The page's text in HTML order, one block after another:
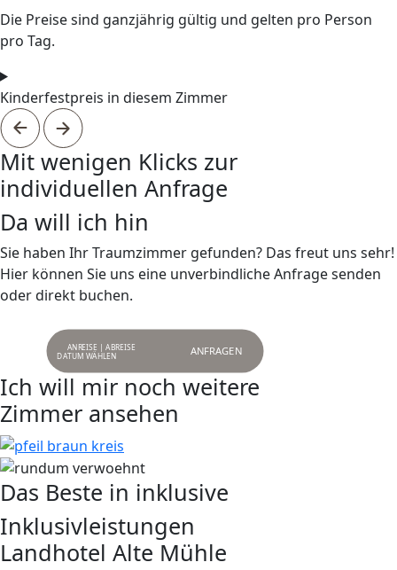
Die Preise sind ganzjährig gültig und gelten pro Person
pro Tag.
Kinderfestpreis in diesem Zimmer
Mit wenigen Klicks zur
individuellen Anfrage
Da will ich hin
Sie haben Ihr Traumzimmer gefunden? Das freut uns sehr!
Hier können Sie uns eine unverbindliche Anfrage senden
oder direkt buchen.
ANREISE | ABREISE ANFRAGEN
Ich will mir noch weitere
Zimmer ansehen
Das Beste in inklusive
Inklusivleistungen
Landhotel Alte Mühle